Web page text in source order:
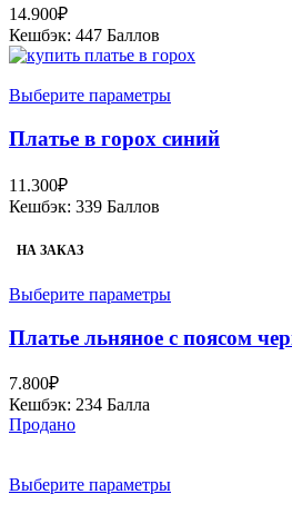
14.900₽
Кешбэк: 447 Баллов
Выберите параметры
Платье в горох синий
11.300₽
Кешбэк: 339 Баллов
НА ЗАКАЗ
Выберите параметры
Платье льняное с поясом
7.800₽
Кешбэк: 234 Балла
Продано
Выберите параметры